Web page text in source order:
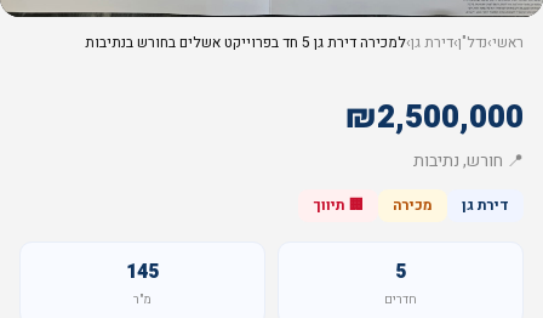
ראשי›נדל"ן›דירת גן›למכירה דירת גן 5 חד בפרוייקט אשלים בחורש בנתיבות
₪2,500,000
📍 חורש, נתיבות
דירת גן מכירה 🏢 תיווך
5
חדרים
145
מ"ר